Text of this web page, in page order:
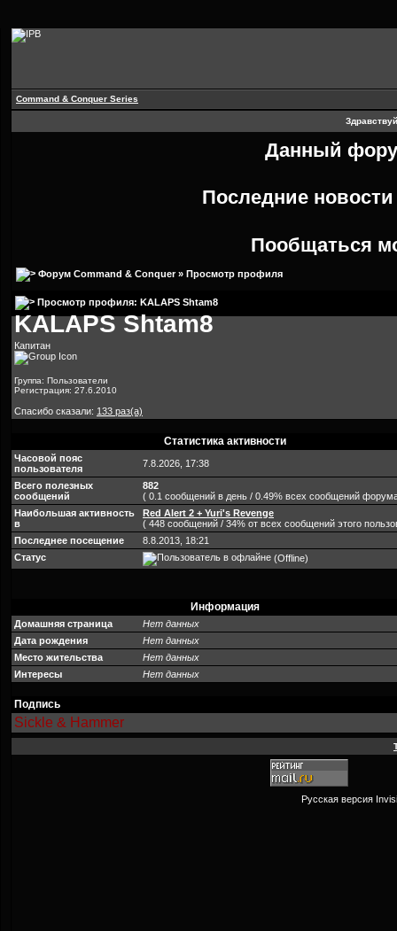
Command & Conquer Series
Данный
Последние
Пообщаться
Форум Command & Conquer» Просмотр профиля
Просмотр профиля: KALAPS Shtam8
KALAPS Shtam8
Капитан
Группа: Пользователи
Регистрация: 27.6.2010
Спасибо сказали: 133 раз(а)
Статистика активности
Часовой пояс
пользователя
7.8.2026, 17:38
Всего полезных
сообщений
882
( 0.1 сообщений в день / 0.49% всех сообщений
Наибольшая активность
в
Red Alert 2 + Yuri's Revenge
( 448 сообщений / 34% от всех сообщений этого
Последнее посещение
8.8.2013, 18:21
Статус
(Offline)
Информация
Домашняя страница
Нет данных
Дата рождения
Нет данных
Место жительства
Нет данных
Интересы
Нет данных
Подпись
Sickle & Hammer
Русская версия